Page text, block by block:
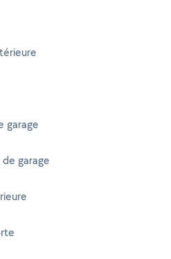
garage
garage